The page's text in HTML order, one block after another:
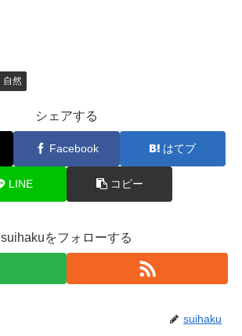
自然
シェアする
Facebook はてブ
LINE コピー
suihakuをフォローする
suihaku